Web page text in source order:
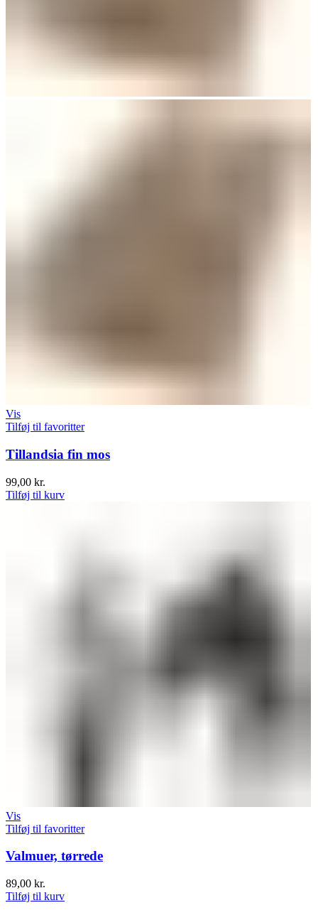
Vis
Tilføj til favoritter
Tillandsia fin mos
99,00 kr.
Tilføj til kurv
Vis
Tilføj til favoritter
Valmuer, tørrede
89,00 kr.
Tilføj til kurv